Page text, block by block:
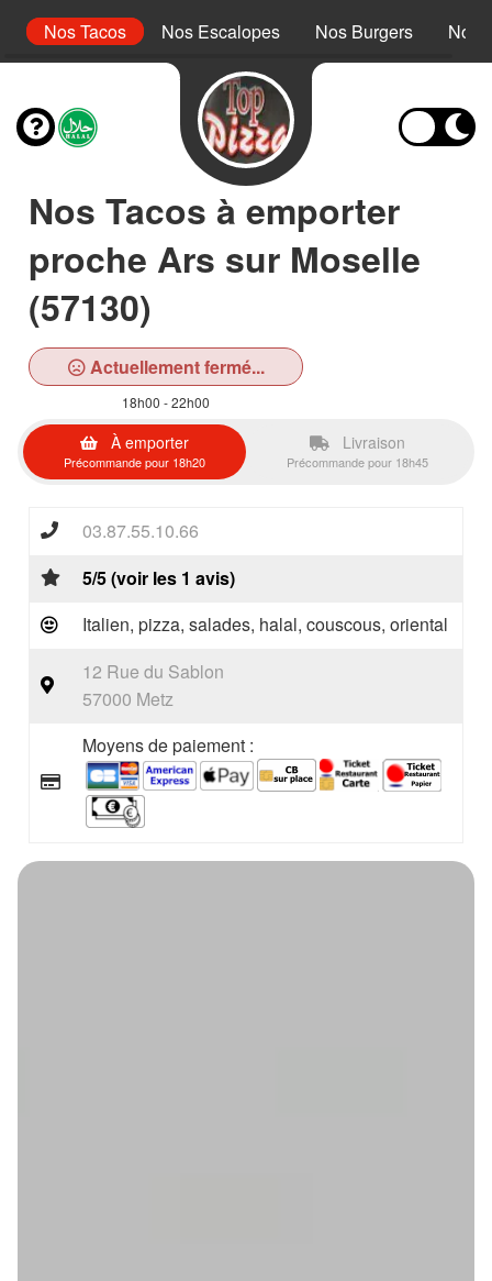
Nos Tacos Nos Escalopes Nos Burgers Nos
Nos Tacos à emporter
proche Ars sur Moselle
(57130)
Actuellement fermé...
18h00 - 22h00
À emporter
Précommande pour 18h20
Livraison
Précommande pour 18h45
03.87.55.10.66
5/5 (voir les 1 avis)
Italien, pizza, salades, halal, couscous, oriental
12 Rue du Sablon
57000 Metz
Moyens de paiement :